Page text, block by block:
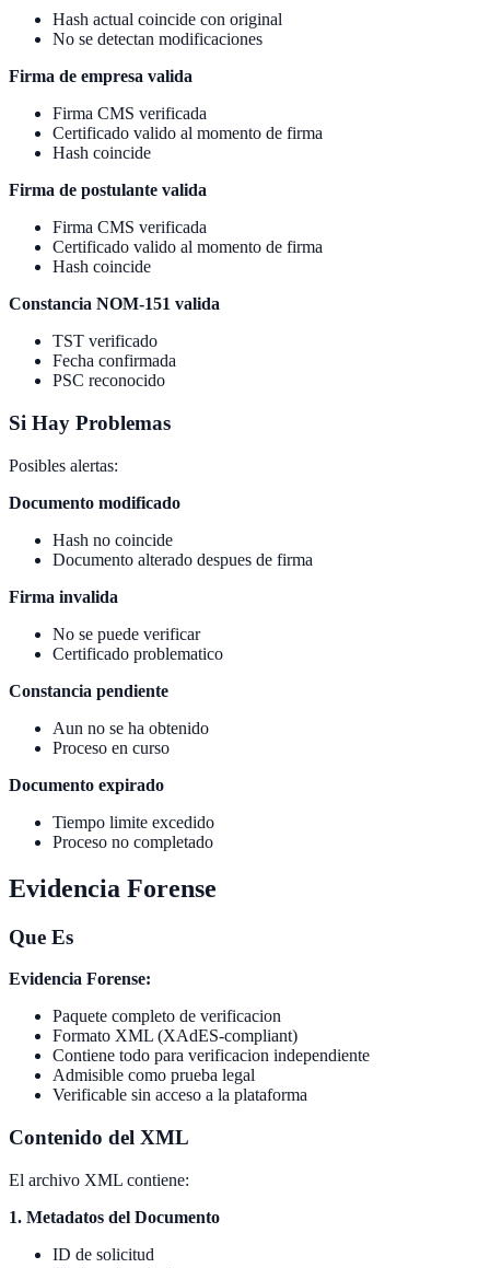
Hash actual coincide con original
No se detectan modificaciones
Firma de empresa valida
Firma CMS verificada
Certificado valido al momento de firma
Hash coincide
Firma de postulante valida
Firma CMS verificada
Certificado valido al momento de firma
Hash coincide
Constancia NOM-151 valida
TST verificado
Fecha confirmada
PSC reconocido
Si Hay Problemas
Posibles alertas:
Documento modificado
Hash no coincide
Documento alterado despues de firma
Firma invalida
No se puede verificar
Certificado problematico
Constancia pendiente
Aun no se ha obtenido
Proceso en curso
Documento expirado
Tiempo limite excedido
Proceso no completado
Evidencia Forense
Que Es
Evidencia Forense:
Paquete completo de verificacion
Formato XML (XAdES-compliant)
Contiene todo para verificacion independiente
Admisible como prueba legal
Verificable sin acceso a la plataforma
Contenido del XML
El archivo XML contiene:
1. Metadatos del Documento
ID de solicitud